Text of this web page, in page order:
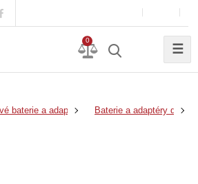
0
☰
baterie a adaptéry Baterie a adaptéry do